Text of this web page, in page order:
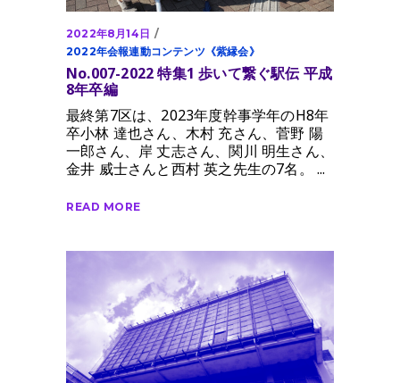
2022年8月14日
2022年会報連動コンテンツ《紫縁会》
No.007-2022 特集1 歩いて繋ぐ駅伝 平成
8年卒編
最終第7区は、2023年度幹事学年のH8年
卒小林 達也さん、木村 充さん、菅野 陽
一郎さん、岸 丈志さん、関川 明生さん、
金井 威士さんと西村 英之先生の7名。
READ MORE